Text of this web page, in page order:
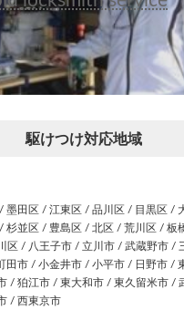
駆けつけ対応地域
墨田区 / 江東区 / 品川区 / 目黒区 /
杉並区 / 豊島区 / 北区 / 荒川区 / 板
区 / 八王子市 / 立川市 / 武蔵野市 /
田市 / 小金井市 / 小平市 / 日野市 /
/ 狛江市 / 東大和市 / 東久留米市 /
/ 西東京市